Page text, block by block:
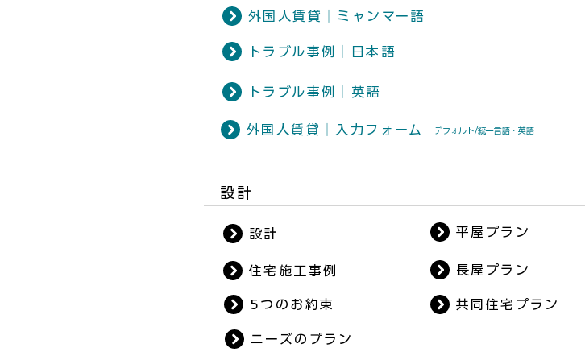
外国人賃貸│ミャンマー語
トラブル事例│日本語
トラブル事例│英語
外国人賃貸│入力フォーム ​デフォルト/統一言語・英語
​設計
設計
住宅施工事例
5つのお約束
平屋プラン
長屋プラン
共同住宅プラン
ニーズのプラン